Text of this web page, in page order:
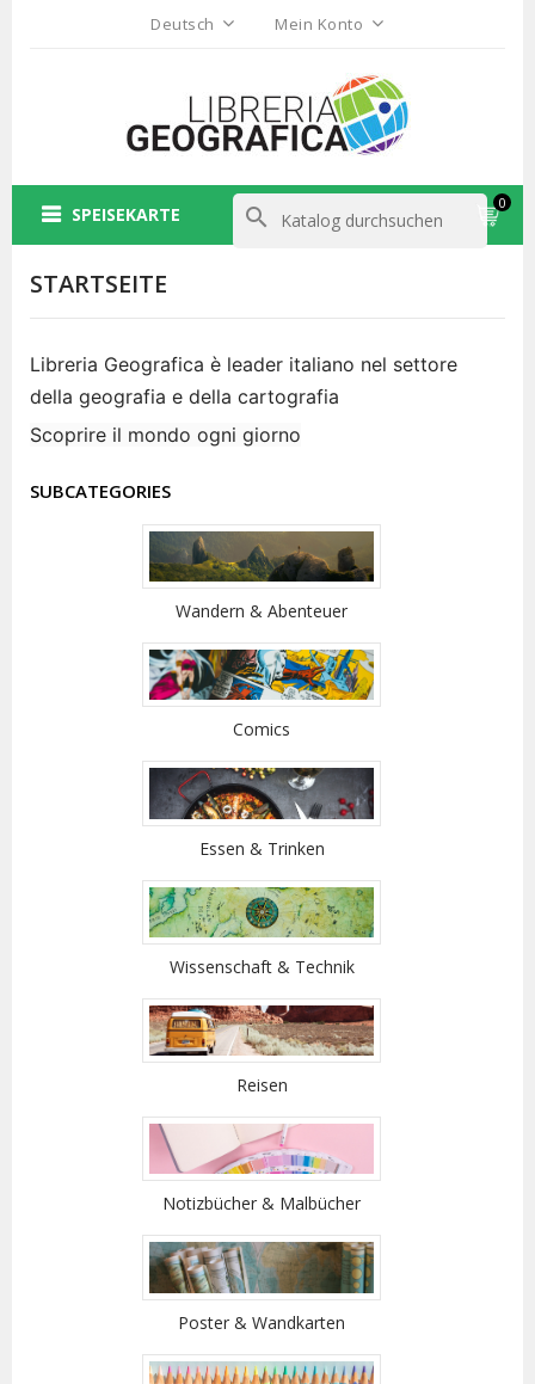
Deutsch Mein Konto
0
SPEISEKARTE search
STARTSEITE
Libreria Geografica è leader italiano nel settore
della geografia e della cartografia
Scoprire il mondo ogni giorno
SUBCATEGORIES
Wandern & Abenteuer
Comics
Essen & Trinken
Wissenschaft & Technik
Reisen
Notizbücher & Malbücher
Poster & Wandkarten